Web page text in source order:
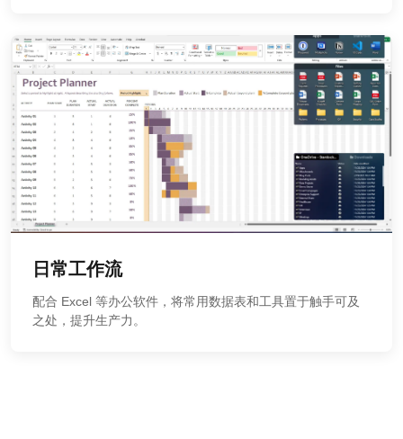
日常工作流
配合 Excel 等办公软件，将常用数据表和工具置于触手可及
之处，提升生产力。